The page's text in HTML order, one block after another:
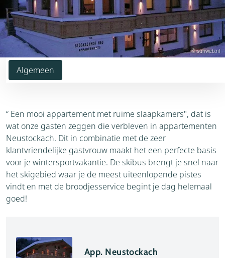
Algemeen
© sunweb.nl
“ Een mooi appartement met ruime slaapkamers", dat is
wat onze gasten zeggen die verbleven in appartementen
Neustockach. Dit in combinatie met de zeer
klantvriendelijke gastvrouw maakt het een perfecte basis
voor je wintersportvakantie. De skibus brengt je snel naar
het skigebied waar je de meest uiteenlopende pistes
vindt en met de broodjesservice begint je dag helemaal
goed!
App. Neustockach